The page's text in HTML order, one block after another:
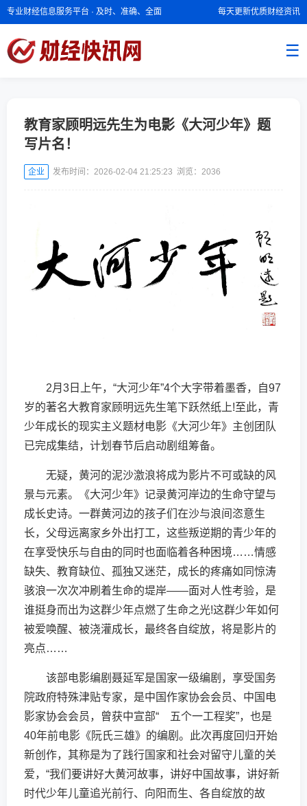
专业财经信息服务平台 · 及时、准确、全面 每天更新优质财经资讯
☰
教育家顾明远先生为电影《大河少年》题
写片名！
企业 发布时间：2026-02-04 21:25:23 浏览： 2036
2月3日上午，“大河少年”4个大字带着墨香，自97
岁的著名大教育家顾明远先生笔下跃然纸上!至此，青
少年成长的现实主义题材电影《大河少年》主创团队
已完成集结，计划春节后启动剧组筹备。
无疑，黄河的泥沙激浪将成为影片不可或缺的风
景与元素。《大河少年》记录黄河岸边的生命守望与
成长史诗。一群黄河边的孩子们在沙与浪间恣意生
长，父母远离家乡外出打工，这些叛逆期的青少年的
在享受快乐与自由的同时也面临着各种困境……情感
缺失、教育缺位、孤独又迷茫，成长的疼痛如同惊涛
骇浪一次次冲刷着生命的堤岸——面对人性考验，是
谁挺身而出为这群少年点燃了生命之光!这群少年如何
被爱唤醒、被浇灌成长，最终各自绽放，将是影片的
亮点……
该部电影编剧聂延军是国家一级编剧，享受国务
院政府特殊津贴专家，是中国作家协会会员、中国电
影家协会会员，曾获中宣部“ 五个一工程奖”，也是
40年前电影《阮氏三雄》的编剧。此次再度回归开始
新创作，其称是为了践行国家和社会对留守儿童的关
爱，“我们要讲好大黄河故事，讲好中国故事，讲好新
时代少年儿童追光前行、向阳而生、各自绽放的故